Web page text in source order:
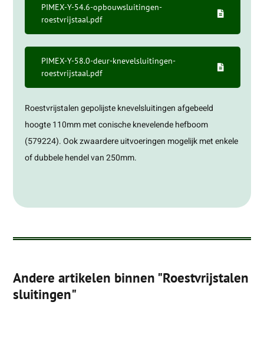
PIMEX-Y-54.6-opbouwsluitingen-
roestvrijstaal.pdf
PIMEX-Y-58.0-deur-knevelsluitingen-
roestvrijstaal.pdf
Roestvrijstalen gepolijste knevelsluitingen afgebeeld
hoogte 110mm met conische knevelende hefboom
(579224). Ook zwaardere uitvoeringen mogelijk met enkele
of dubbele hendel van 250mm.
Andere artikelen binnen "Roestvrijstalen
sluitingen"